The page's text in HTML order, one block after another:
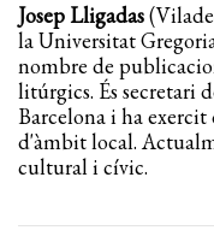
Josep Lligadas
la Universitat
nombre de
litúrgics. És secretari
Barcelona i ha
d'àmbit local.
cultural i cívic.